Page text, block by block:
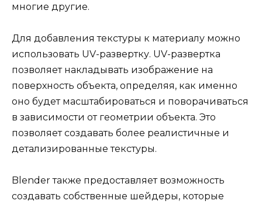
многие другие.
Для добавления текстуры к материалу можно
использовать UV-развертку. UV-развертка
позволяет накладывать изображение на
поверхность объекта, определяя, как именно
оно будет масштабироваться и поворачиваться
в зависимости от геометрии объекта. Это
позволяет создавать более реалистичные и
детализированные текстуры.
Blender также предоставляет возможность
создавать собственные шейдеры, которые